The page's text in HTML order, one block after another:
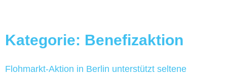
Kategorie: Benefizaktion
Flohmarkt-Aktion in Berlin unterstützt seltene